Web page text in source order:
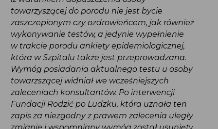
czy ozdrowieńcem, jak również wykonywanie
testów, a jedynie wypełnienie w trakcie porodu
ankiety epidemiologicznej, która w Szpitalu także
jest przeprowadzana. Wymóg posiadania
aktualnego testu u osoby towarzszącej widniał
we wcześniejszych zaleceniach konsultantów.
Po interwencji Fundacji Rodzić po Ludzku,
która uznała ten zapis za niezgodny z prawem
zalecenia uległy zmianie i wspomniany wymóg
został usunięty. Konsekwencją kolejnej
interwencji Fundacji było stworzenie zakładki